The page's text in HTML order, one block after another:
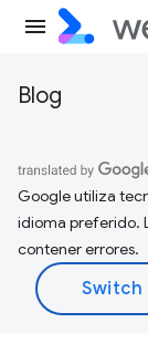
Blog
Google utiliza
idioma preferido.
contener errores.